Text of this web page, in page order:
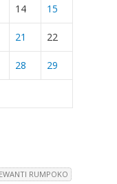
14 15
21 22
28 29
RUMPOKO